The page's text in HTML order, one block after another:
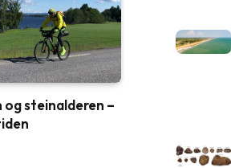
og steinalderen –